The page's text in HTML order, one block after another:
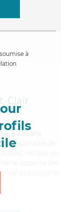
à
Clair
a 11 ans
d'Auxiliaire de
repassage et